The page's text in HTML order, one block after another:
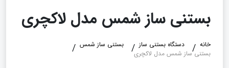
بستنی ساز شمس مدل لاکچری
خانه دستگاه بستنی ساز
بستنی ساز شمس
بستنی ساز شمس مدل لاکچری